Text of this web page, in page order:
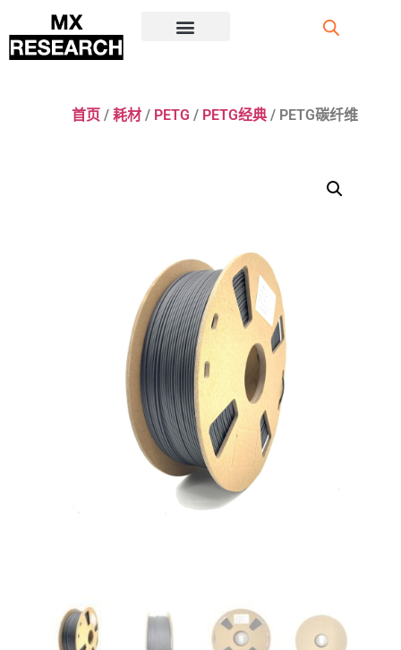
首页 / 耗材 / PETG / PETG经典 / PETG碳纤维